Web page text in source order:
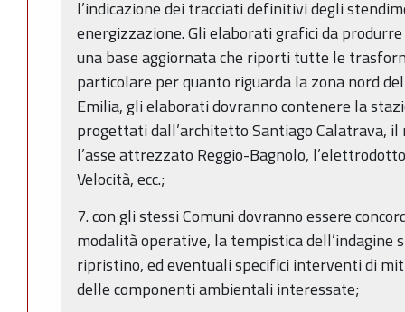
l’indicazione dei tracciati definitivi degli
energizzazione. Gli elaborati grafici da
una base aggiornata che riporti tutte le
particolare per quanto riguarda la zona nord
Emilia, gli elaborati dovranno contenere la
progettati dall’architetto Santiago Calatrava, il
l’asse attrezzato Reggio-Bagnolo,
Velocità, ecc.;
7. con gli stessi Comuni dovranno essere
modalità operative, la tempistica dell’indagine
ripristino, ed eventuali specifici interventi di
delle componenti ambientali interessate;